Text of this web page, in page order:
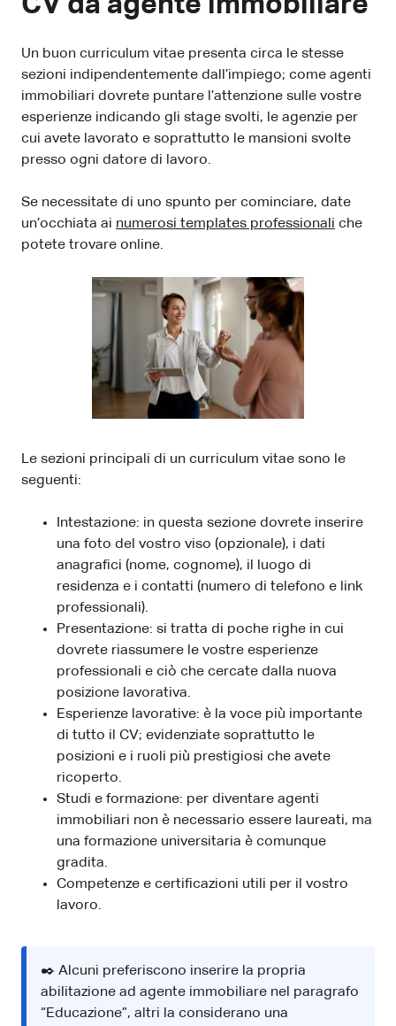
Un buon curriculum vitae presenta circa le stesse
sezioni indipendentemente dall’impiego; come agenti
immobiliari dovrete puntare l’attenzione sulle vostre
esperienze indicando gli stage svolti, le agenzie per
cui avete lavorato e soprattutto le mansioni svolte
presso ogni datore di lavoro.
Se necessitate di uno spunto per cominciare, date
un’occhiata ai numerosi templates professionali che
potete trovare online.
Le sezioni principali di un curriculum vitae sono le
seguenti:
Intestazione: in questa sezione dovrete inserire
una foto del vostro viso (opzionale), i dati
anagrafici (nome, cognome), il luogo di
residenza e i contatti (numero di telefono e link
professionali).
Presentazione: si tratta di poche righe in cui
dovrete riassumere le vostre esperienze
professionali e ciò che cercate dalla nuova
posizione lavorativa.
Esperienze lavorative: è la voce più importante
di tutto il CV; evidenziate soprattutto le
posizioni e i ruoli più prestigiosi che avete
ricoperto.
Studi e formazione: per diventare agenti
immobiliari non è necessario essere laureati, ma
una formazione universitaria è comunque
gradita.
Competenze e certificazioni utili per il vostro
lavoro.
✒️ Alcuni preferiscono inserire la propria
abilitazione ad agente immobiliare nel paragrafo
“Educazione”, altri la considerano una